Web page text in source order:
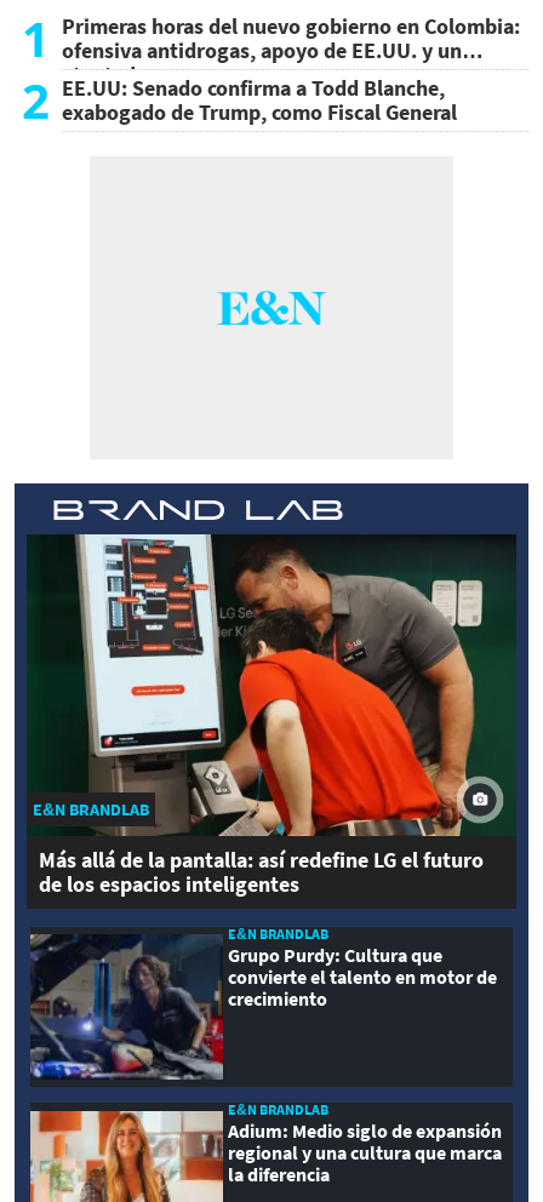
1
Primeras horas del nuevo gobierno en Colombia:
ofensiva antidrogas, apoyo de EE.UU. y un
atentado
2 EE.UU: Senado confirma a Todd Blanche,
exabogado de Trump, como Fiscal General
E&N BRANDLAB
Más allá de la pantalla: así redefine LG el futuro
de los espacios inteligentes
E&N BRANDLAB
Grupo Purdy: Cultura que
convierte el talento en motor de
crecimiento
E&N BRANDLAB
Adium: Medio siglo de expansión
regional y una cultura que marca
la diferencia